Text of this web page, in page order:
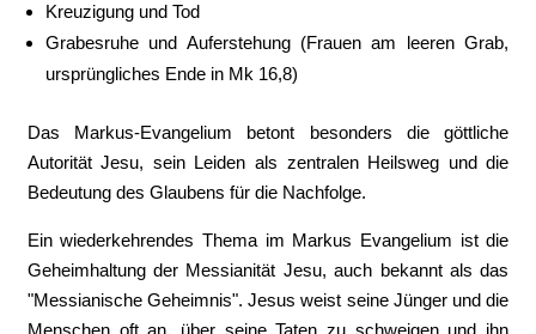
Kreuzigung und Tod
Grabesruhe und Auferstehung (Frauen am leeren Grab,
ursprüngliches Ende in Mk 16,8)
Das Markus-Evangelium betont besonders die göttliche
Autorität Jesu, sein Leiden als zentralen Heilsweg und die
Bedeutung des Glaubens für die Nachfolge.
Ein wiederkehrendes Thema im Markus Evangelium ist die
Geheimhaltung der Messianität Jesu, auch bekannt als das
"Messianische Geheimnis". Jesus weist seine Jünger und die
Menschen oft an, über seine Taten zu schweigen und ihn